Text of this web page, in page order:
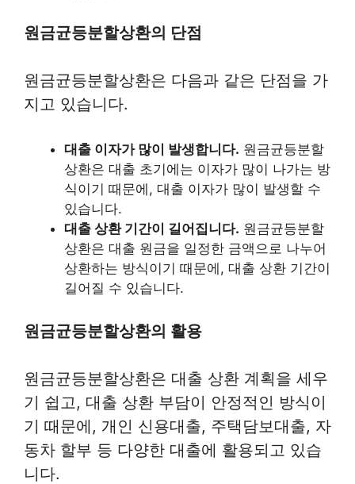
원금균등분할상환의 단점
원금균등분할상환은 다음과 같은 단점을 가
지고 있습니다.
대출 이자가 많이 발생합니다. 원금균등분할
상환은 대출 초기에는 이자가 많이 나가는 방
식이기 때문에, 대출 이자가 많이 발생할 수
있습니다.
대출 상환 기간이 길어집니다. 원금균등분할
상환은 대출 원금을 일정한 금액으로 나누어
상환하는 방식이기 때문에, 대출 상환 기간이
길어질 수 있습니다.
원금균등분할상환의 활용
원금균등분할상환은 대출 상환 계획을 세우
기 쉽고, 대출 상환 부담이 안정적인 방식이
기 때문에, 개인 신용대출, 주택담보대출, 자
동차 할부 등 다양한 대출에 활용되고 있습
니다.